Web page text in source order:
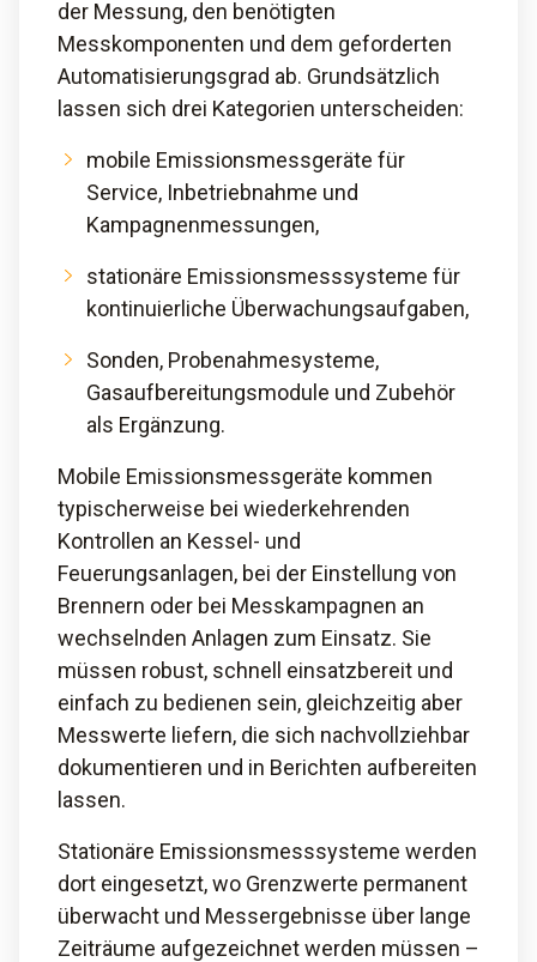
der Messung, den benötigten
Messkomponenten und dem geforderten
Automatisierungsgrad ab. Grundsätzlich
lassen sich drei Kategorien unterscheiden:
mobile Emissionsmessgeräte für
Service, Inbetriebnahme und
Kampagnenmessungen,
stationäre Emissionsmesssysteme für
kontinuierliche Überwachungsaufgaben,
Sonden, Probenahmesysteme,
Gasaufbereitungsmodule und Zubehör
als Ergänzung.
Mobile Emissionsmessgeräte kommen
typischerweise bei wiederkehrenden
Kontrollen an Kessel- und
Feuerungsanlagen, bei der Einstellung von
Brennern oder bei Messkampagnen an
wechselnden Anlagen zum Einsatz. Sie
müssen robust, schnell einsatzbereit und
einfach zu bedienen sein, gleichzeitig aber
Messwerte liefern, die sich nachvollziehbar
dokumentieren und in Berichten aufbereiten
lassen.
Stationäre Emissionsmesssysteme werden
dort eingesetzt, wo Grenzwerte permanent
überwacht und Messergebnisse über lange
Zeiträume aufgezeichnet werden müssen –